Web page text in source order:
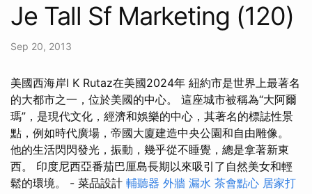
Je Tall Sf Marketing (120)
Sep 20, 2013
美國西海岸l K Rutaz在美國2024年 紐約市是世界上最著名
的大都市之一，位於美國的中心。 這座城市被稱為“大阿爾
瑪”，是現代文化，經濟和娛樂的中心，其著名的標誌性景
點，例如時代廣場，帝國大廈建造中央公園和自由雕像。
他的生活閃閃發光，振動，幾乎從不睡覺，總是拿著新東
西。 印度尼西亞番茄巴厘島長期以來吸引了自然美女和輕
鬆的環境。 - 菜品設計 輔聽器 外牆 漏水 茶會點心 居家打